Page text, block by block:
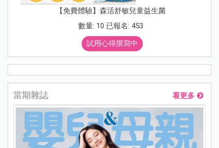
【免費體驗】森活舒敏兒童益生菌
數量: 10 已報名: 453
試用心得撰寫中
當期雜誌 看更多